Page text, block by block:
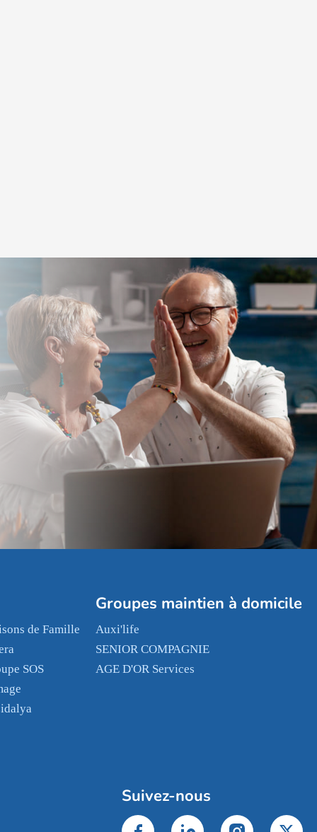
de Famille
SOS
Groupes maintien à domicile
Auxi'life
SENIOR COMPAGNIE
AGE D'OR Services
Suivez-nous